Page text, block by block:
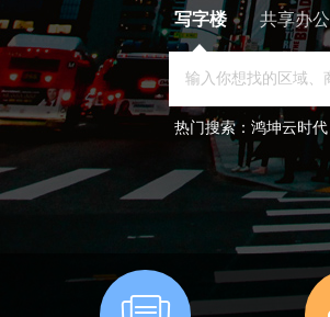
写字楼 共享办公
热门搜索： 鸿坤云时代